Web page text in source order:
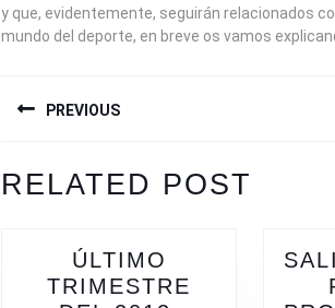
y que, evidentemente, seguirán relacionados
mundo del deporte, en breve os vamos
DE
ENTRADAS
PREVIOUS
post:
RELATED POST
ÚLTIMO
TRIMESTRE